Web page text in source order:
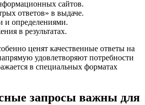
сайтов.
ответов» в выдаче.
и определениями.
в результатах.
ценят качественные ответы на
удовлетворяют потребности
в специальных форматах
запросы важны для